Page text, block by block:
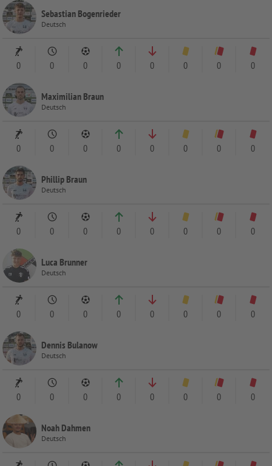
Sebastian Bogenrieder
Deutsch
0 0 0 0 0 0 0 0
Maximilian Braun
Deutsch
0 0 0 0 0 0 0 0
Phillip Braun
Deutsch
0 0 0 0 0 0 0 0
Luca Brunner
Deutsch
0 0 0 0 0 0 0 0
Dennis Bulanow
Deutsch
0 0 0 0 0 0 0 0
Noah Dahmen
Deutsch